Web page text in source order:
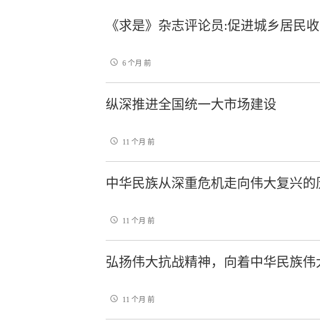
《求是》杂志评论员:促进城乡居民
6 个月 前
纵深推进全国统一大市场建设
11 个月 前
中华民族从深重危机走向伟大复兴的
11 个月 前
弘扬伟大抗战精神，向着中华民族
11 个月 前